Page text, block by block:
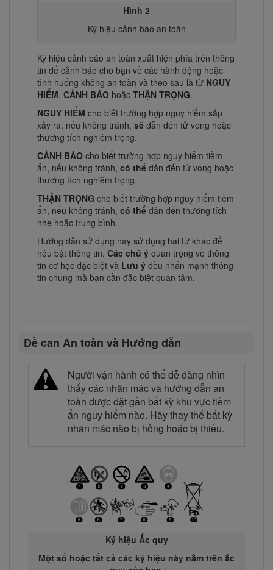
Hình 2
Ký hiệu cảnh báo an toàn
Ký hiệu cảnh báo an toàn xuất hiện phía trên thông
tin để cảnh báo cho bạn về các hành động hoặc
tình huống không an toàn và theo sau là từ NGUY
HIỂM, CẢNH BÁO hoặc THẬN TRỌNG.
NGUY HIỂM cho biết trường hợp nguy hiểm sắp
xảy ra, nếu không tránh, sẽ dẫn đến tử vong hoặc
thương tích nghiêm trọng.
CẢNH BÁO cho biết trường hợp nguy hiểm tiềm
ẩn, nếu không tránh, có thể dẫn đến tử vong hoặc
thương tích nghiêm trọng.
THẬN TRỌNG cho biết trường hợp nguy hiểm tiềm
ẩn, nếu không tránh, có thể dẫn đến thương tích
nhẹ hoặc trung bình.
Hướng dẫn sử dụng này sử dụng hai từ khác để
nêu bật thông tin. Các chú ý quan trọng về thông
tin cơ học đặc biệt và Lưu ý đều nhấn mạnh thông
tin chung mà bạn cần đặc biệt quan tâm.
Đề can An toàn và Hướng dẫn
Người vận hành có thể dễ dàng nhìn
thấy các nhãn mác và hướng dẫn an
toàn được đặt gần bất kỳ khu vực tiềm
ẩn nguy hiểm nào. Hãy thay thế bất kỳ
nhãn mác nào bị hỏng hoặc bị thiếu.
Ký hiệu Ắc quy
Một số hoặc tất cả các ký hiệu này nằm trên ắc